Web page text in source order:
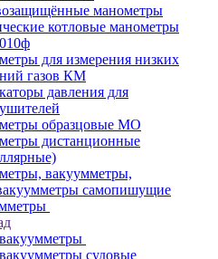
манометры
котловые манометры
для измерения низких
газов КМ
давления для
образцовые МО
дистанционные
вакуумметры,
самопишущие
судовые